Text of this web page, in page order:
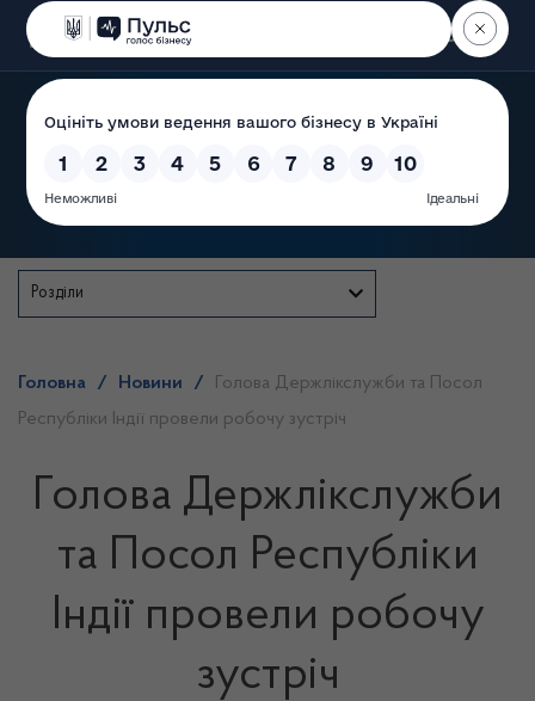
Пошук
Розділи
Головна / Новини /
Голова Держлікслужби та Посол
Республіки Індії провели робочу зустріч
Голова Держлікслужби
та Посол Республіки
Індії провели робочу
зустріч